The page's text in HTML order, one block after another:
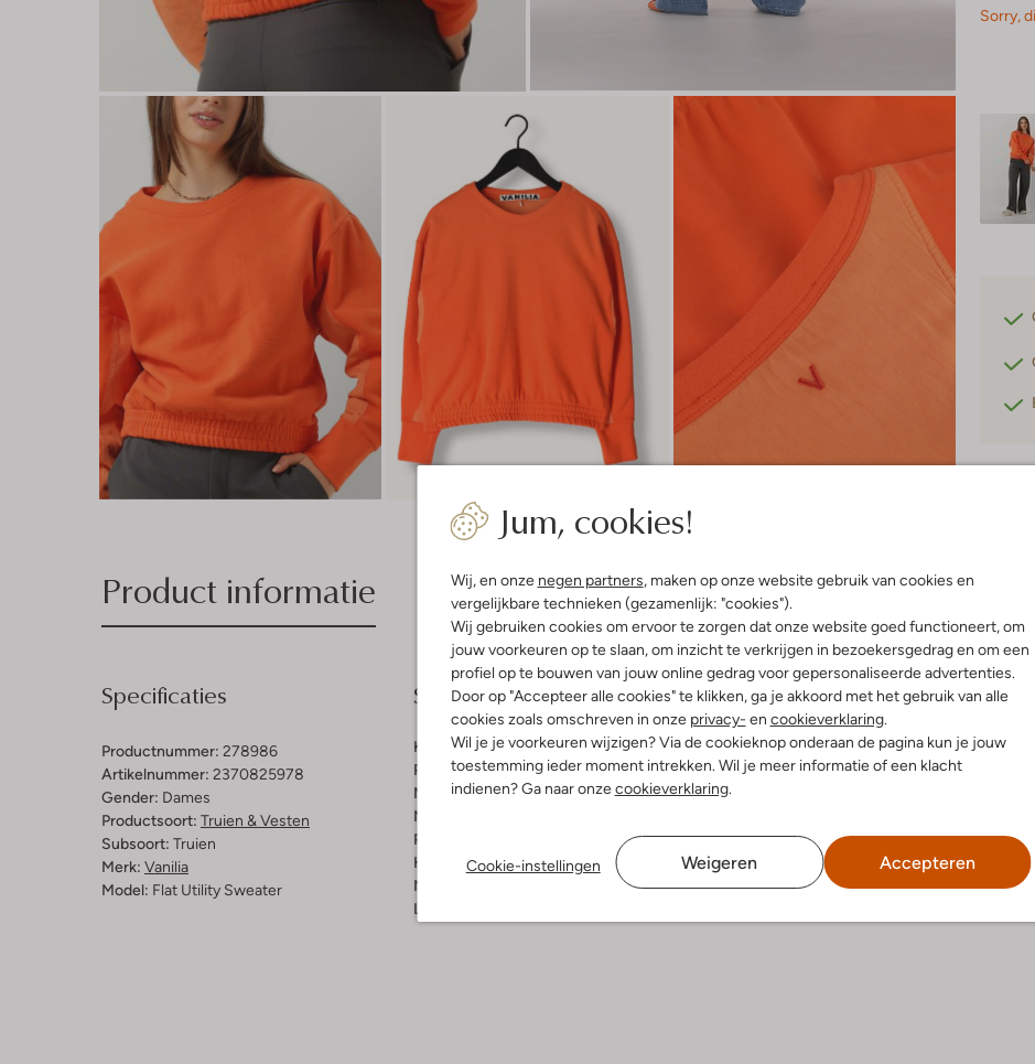
Jum, cookies!
Wij, en onze negen partners, maken op onze website gebruik van cookies en
vergelijkbare technieken (gezamenlijk: "cookies").
Wij gebruiken cookies om ervoor te zorgen dat onze website goed functioneert, om
jouw voorkeuren op te slaan, om inzicht te verkrijgen in bezoekersgedrag en om een
profiel op te bouwen van jouw online gedrag voor gepersonaliseerde advertenties.
Door op "Accepteer alle cookies" te klikken, ga je akkoord met het gebruik van alle
cookies zoals omschreven in onze privacy- en cookieverklaring.
Wil je je voorkeuren wijzigen? Via de cookieknop onderaan de pagina kun je jouw
toestemming ieder moment intrekken. Wil je meer informatie of een klacht
indienen? Ga naar onzecookieverklaring.
Cookie-instellingen Weigeren Accepteren
Sorry,
Product informatie Bezorgen & retourneren
Specificaties
Productnummer: 278986
Artikelnummer: 2370825978
Gender: Dames
Productsoort: Truien & Vesten
Subsoort: Truien
Merk: Vanilia
Model: Flat Utility Sweater
Samenstelling & Pasvorm
Kleur:Oranje
Patroon:Effen
Materiaal:Katoen
Materiaalpercentages:
Pasvorm:
Halslijn:Rond
Mouwlengte:
Lengte:
Wasvoorschriften
Normaal wassen op 30 °C
Niet chemisch reinigen
Niet bleken